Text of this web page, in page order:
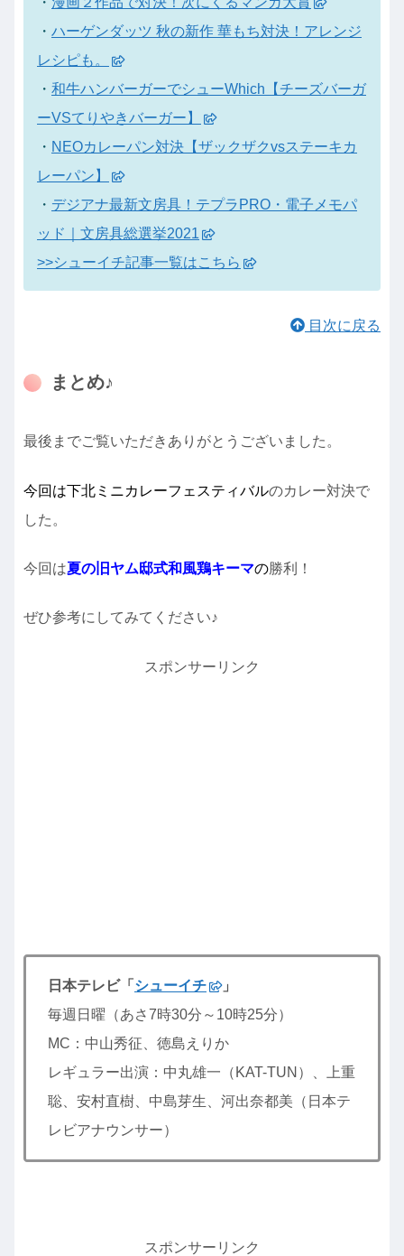
・ ハーゲンダッツ 秋の新作 華もち対決！アレンジ
レシピも。
・ 和牛ハンバーガーでシューWhich【チーズバーガ
ーVSてりやきバーガー】
・ NEOカレーパン対決【ザックザクvsステーキカ
レーパン】
・ デジアナ最新文房具！テプラPRO・電子メモパ
ッド｜文房具総選挙2021
>>シューイチ記事一覧はこちら
目次に戻る
まとめ♪
最後までご覧いただきありがとうございました。
今回は下北ミニカレーフェスティバルのカレー対決で
した。
今回は夏の旧ヤム邸式和風鶏キーマの勝利！
ぜひ参考にしてみてください♪
スポンサーリンク
日本テレビ「 シューイチ
」
毎週日曜（あさ7時30分～10時25分）
MC：中山秀征、徳島えりか
レギュラー出演：中丸雄一（KAT-TUN）、上重
聡、安村直樹、中島芽生、河出奈都美（日本テ
レビアナウンサー）
スポンサーリンク